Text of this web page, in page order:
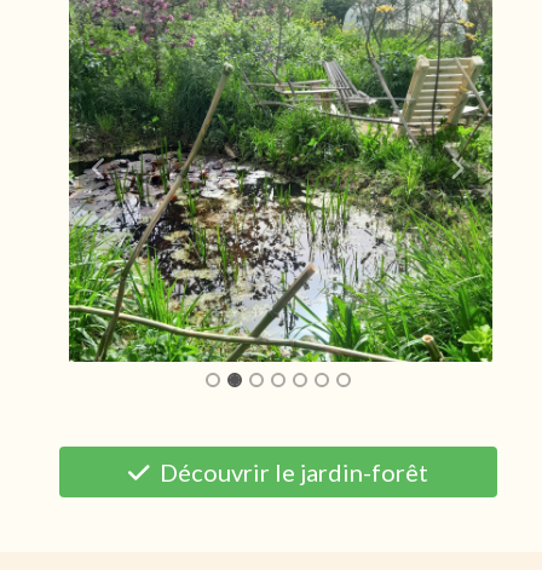
Découvrir le jardin-forêt